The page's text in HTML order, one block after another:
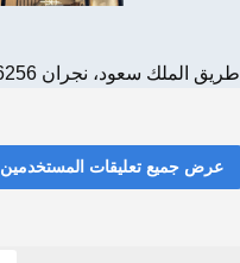
طريق الملك سعود، نجران 66256
عرض جميع تعليقات المستخدمين